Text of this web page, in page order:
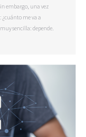
embargo, una vez
me va a
sencilla: depende.